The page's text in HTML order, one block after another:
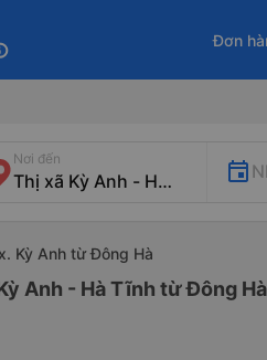
Đơn
Nơi đến
Kỳ Anh từ Đông Hà
Anh - Hà Tĩnh từ Đông